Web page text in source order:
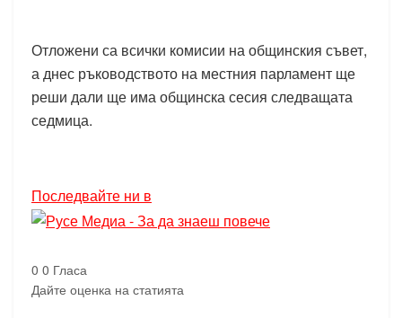
Отложени са всички комисии на общинския съвет,
а днес ръководството на местния парламент ще
реши дали ще има общинска сесия следващата
седмица.
Последвайте ни в
0 0 Гласа
Дайте оценка на статията